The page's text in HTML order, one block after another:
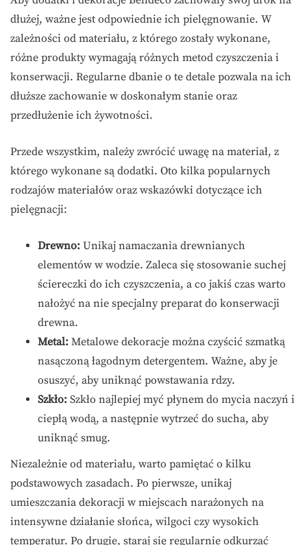
dłużej, ważne jest odpowiednie ich pielęgnowanie. W
zależności od materiału, z którego zostały wykonane,
różne produkty wymagają różnych metod czyszczenia i
konserwacji. Regularne dbanie o te detale pozwala na ich
dłuższe zachowanie w doskonałym stanie oraz
przedłużenie ich żywotności.
Przede wszystkim, należy zwrócić uwagę na materiał, z
którego wykonane są dodatki. Oto kilka popularnych
rodzajów materiałów oraz wskazówki dotyczące ich
pielęgnacji:
Drewno: Unikaj namaczania drewnianych
elementów w wodzie. Zaleca się stosowanie suchej
ściereczki do ich czyszczenia, a co jakiś czas warto
nałożyć na nie specjalny preparat do konserwacji
drewna.
Metal: Metalowe dekoracje można czyścić szmatką
nasączoną łagodnym detergentem. Ważne, aby je
osuszyć, aby uniknąć powstawania rdzy.
Szkło: Szkło najlepiej myć płynem do mycia naczyń i
ciepłą wodą, a następnie wytrzeć do sucha, aby
uniknąć smug.
Niezależnie od materiału, warto pamiętać o kilku
podstawowych zasadach. Po pierwsze, unikaj
umieszczania dekoracji w miejscach narażonych na
intensywne działanie słońca, wilgoci czy wysokich
temperatur. Po drugie, staraj się regularnie odkurzać